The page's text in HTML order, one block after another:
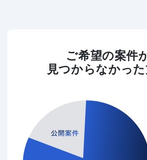
ご希望の案件
見つからなかっ